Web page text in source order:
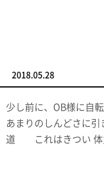
2018.05.28
少し前に、OB様に
あまりのしんどさに
道 これはきつい 体力